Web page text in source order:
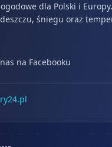
dla Polski i
śniegu oraz
na Facebooku